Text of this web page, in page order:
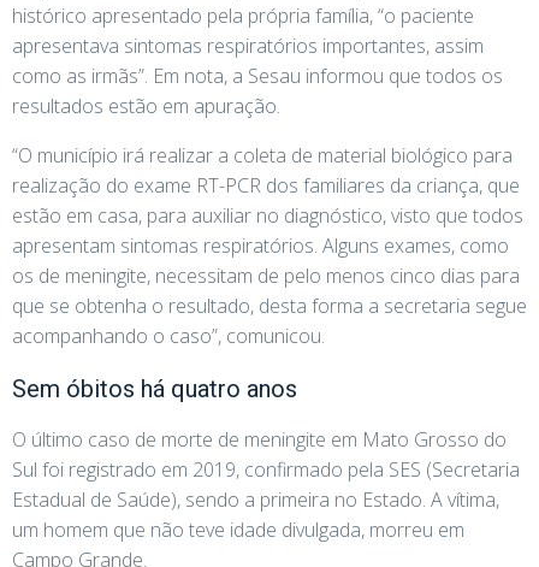
histórico apresentado pela própria família, “o paciente
apresentava sintomas respiratórios importantes, assim
como as irmãs”. Em nota, a Sesau informou que todos os
resultados estão em apuração.
“O município irá realizar a coleta de material biológico para
realização do exame RT-PCR dos familiares da criança, que
estão em casa, para auxiliar no diagnóstico, visto que todos
apresentam sintomas respiratórios. Alguns exames, como
os de meningite, necessitam de pelo menos cinco dias para
que se obtenha o resultado, desta forma a secretaria segue
acompanhando o caso”, comunicou.
Sem óbitos há quatro anos
O último caso de morte de meningite em Mato Grosso do
Sul foi registrado em 2019, confirmado pela SES (Secretaria
Estadual de Saúde), sendo a primeira no Estado. A vítima,
um homem que não teve idade divulgada, morreu em
Campo Grande.